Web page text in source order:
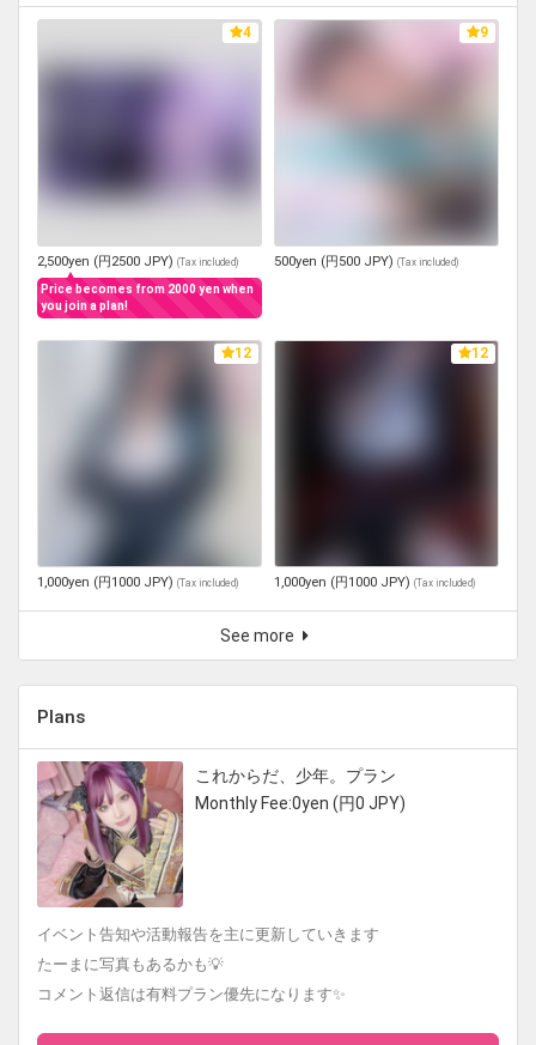
4
2,500yen (円2500 JPY) (Tax included)
Price becomes from 2000 yen when
you join a plan!
9
500yen (円500 JPY) (Tax included)
12
1,000yen (円1000 JPY) (Tax included)
12
1,000yen (円1000 JPY) (Tax included)
See more
Plans
これからだ、少年。プラン
Monthly Fee:0yen (円0 JPY)
イベント告知や活動報告を主に更新していきます
たーまに写真もあるかも💡
コメント返信は有料プラン優先になります✨